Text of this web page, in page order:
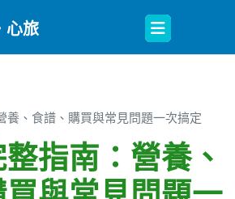
心旅
Open
Button
養、食譜、購買與常見問題一次搞定
指南：營養、